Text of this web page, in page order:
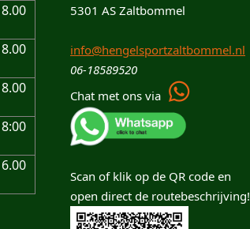
5301 AS Zaltbommel
info@hengelsportzaltbommel.nl
06-18589520
Chat met ons via
Scan of klik op de QR code en
open direct de routebeschrijving!